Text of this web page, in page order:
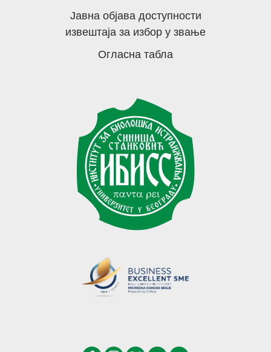
Јавна објава доступности
извештаја за избор у звање
Огласна табла